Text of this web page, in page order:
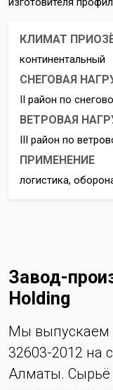
КЛИМАТ
континентальный
СНЕГОВАЯ
II район по
ВЕТРОВАЯ
III район по
ПРИМЕНЕНИЕ
логистика,
Завод-
Holding
Мы выпускаем
32603-2012 на
Алматы. Сырьё